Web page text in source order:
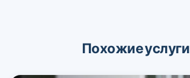
Похожие услуги